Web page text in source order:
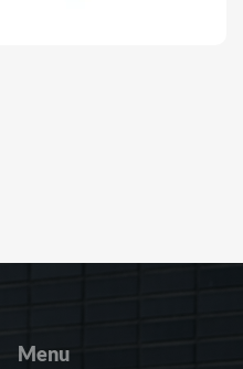
Menu